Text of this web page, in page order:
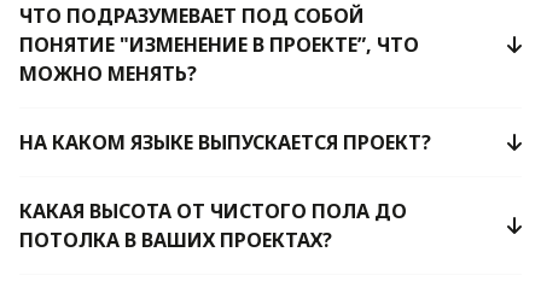
ЧТО ПОДРАЗУМЕВАЕТ ПОД СОБОЙ
ПОНЯТИЕ "ИЗМЕНЕНИЕ В ПРОЕКТЕ”, ЧТО
МОЖНО МЕНЯТЬ?
НА КАКОМ ЯЗЫКЕ ВЫПУСКАЕТСЯ ПРОЕКТ?
КАКАЯ ВЫСОТА ОТ ЧИСТОГО ПОЛА ДО
ПОТОЛКА В ВАШИХ ПРОЕКТАХ?